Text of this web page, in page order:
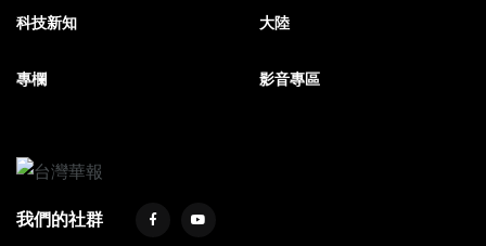
科技新知 大陸
專欄 影音專區
我們的社群